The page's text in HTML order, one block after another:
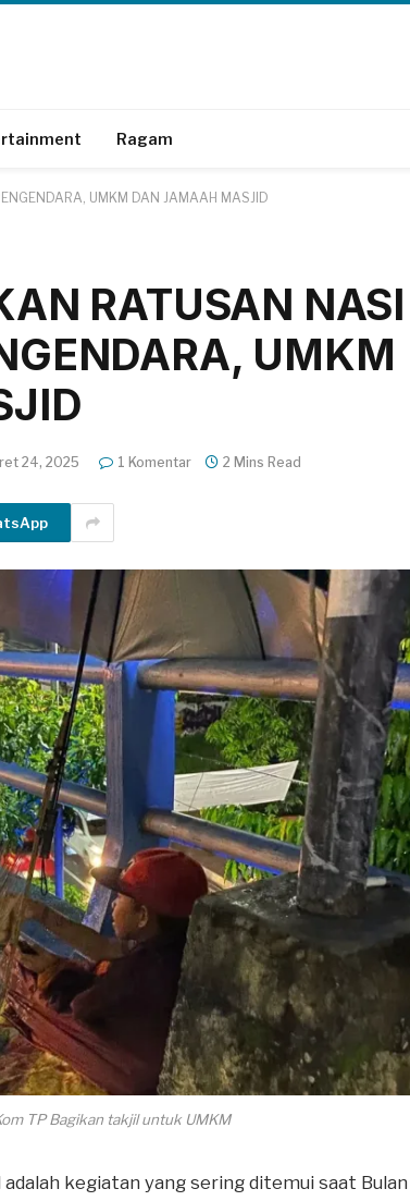
Ragam
UMKM DAN JAMAAH MASJID
RATUSAN NASI
UMKM
24, 2025 1 Komentar 2 Mins Read
TP Bagikan takjil untuk UMKM
kegiatan yang sering ditemui saat Bulan